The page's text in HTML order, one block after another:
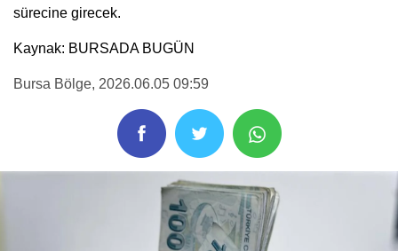
sürecine girecek.
Kaynak: BURSADA BUGÜN
Bursa Bölge, 2026.06.05 09:59